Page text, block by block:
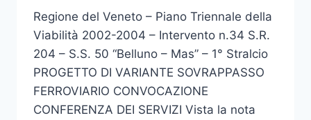
Regione del Veneto – Piano Triennale della
Viabilità 2002-2004 – Intervento n.34 S.R.
204 – S.S. 50 “Belluno – Mas” – 1° Stralcio
PROGETTO DI VARIANTE SOVRAPPASSO
FERROVIARIO CONVOCAZIONE
CONFERENZA DEI SERVIZI Vista la nota